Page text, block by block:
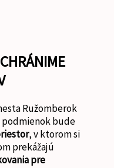
Ružomberok
podmienok bude
, v ktorom si
prekážajú
pre